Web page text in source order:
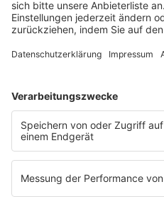
60326 Frankfurt am Main
E-Mail:info@ruw.de
Web:https://www.ruw.de
AGB
Datenschutzerklärung
Genderhinweis
Cookie-Einstellungen